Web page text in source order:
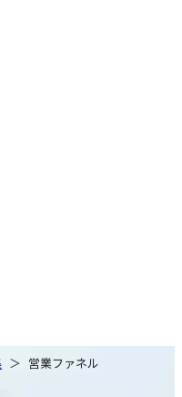
営業ファネル